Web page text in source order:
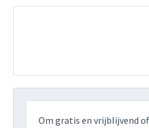
Om gratis en vrijblijvend